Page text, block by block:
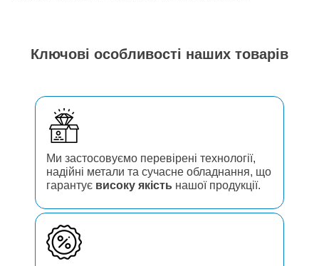
Ключові особливості наших товарів
Ми застосовуємо перевірені технології,
надійні метали та сучасне обладнання, що
гарантує високу якість нашої продукції.